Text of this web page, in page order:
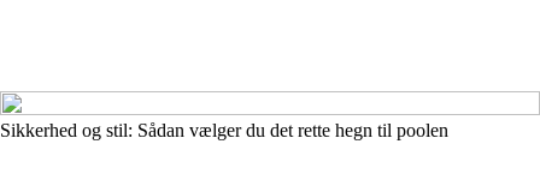
Sikkerhed og stil: Sådan vælger du det rette hegn til poolen